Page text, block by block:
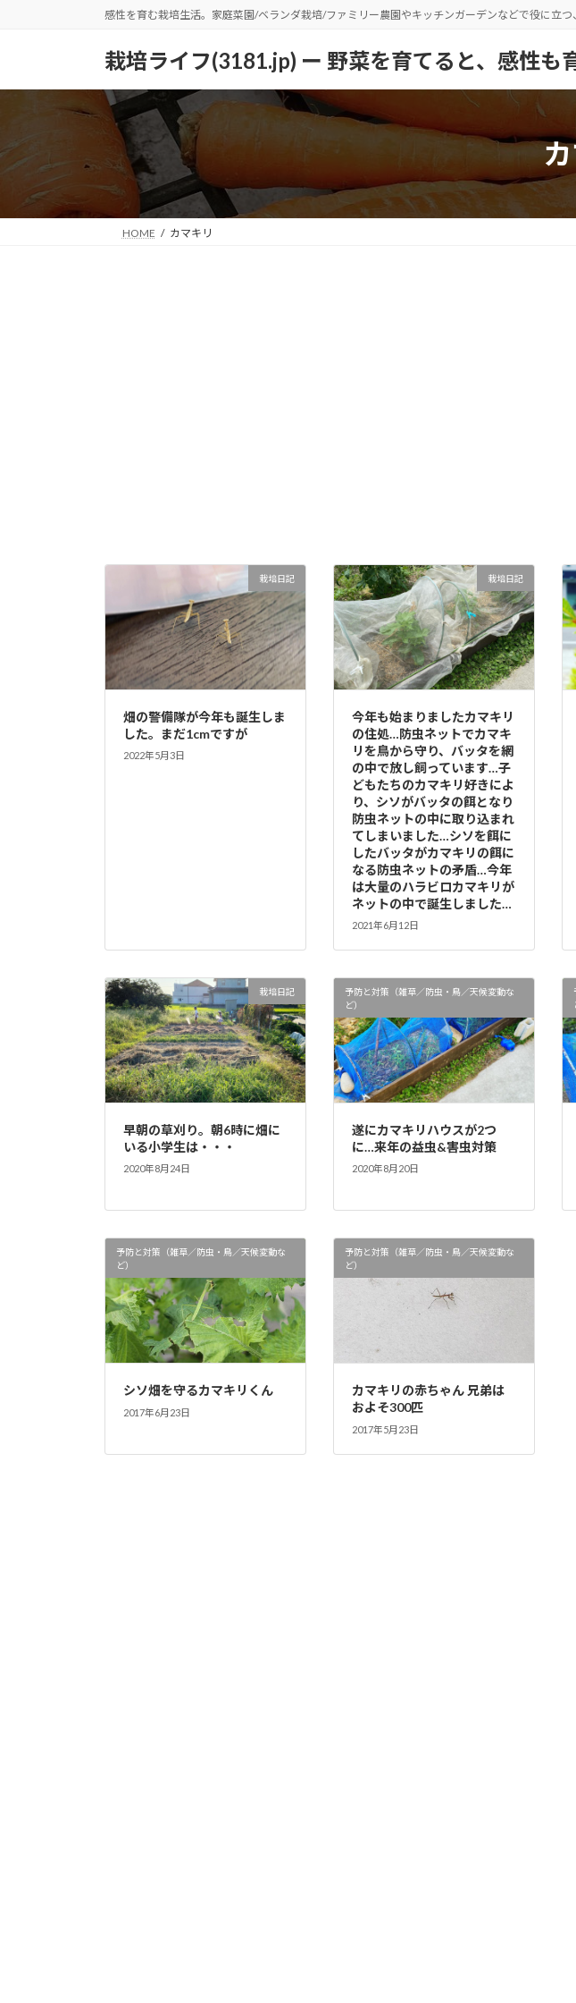
キ
に
感性を育む栽培生活。家庭菜園/ベランダ栽培/ファミリー農園やキッチンガーデンなどで役に立
栽培ライフ(3181.jp) ー 野菜を育てると、感性も
HOME カマキリ
栽培日記
畑の警備隊が今年も誕生しま
した。まだ1cmですが
2022年5月3日
栽培日記
今年も始まりましたカマキリ
の住処…防虫ネットでカマキ
リを鳥から守り、バッタを網
の中で放し飼っています…子
どもたちのカマキリ好きによ
り、シソがバッタの餌となり
防虫ネットの中に取り込まれ
てしまいました…シソを餌に
したバッタがカマキリの餌に
なる防虫ネットの矛盾…今年
は大量のハラビロカマキリが
ネットの中で誕生しました…
2021年6月12日
栽培日記
早朝の草刈り。朝6時に畑に
いる小学生は・・・
2020年8月24日
予防と対策（雑草／防虫・鳥／天候変動な
ど）
遂にカマキリハウスが2つ
に…来年の益虫&害虫対策
2020年8月20日
予防と対策（雑草／防虫・鳥／天候変動な
ど）
シソ畑を守るカマキリくん
2017年6月23日
予防と対策（雑草／防虫・鳥／天候変動な
ど）
カマキリの赤ちゃん 兄弟は
およそ300匹
2017年5月23日